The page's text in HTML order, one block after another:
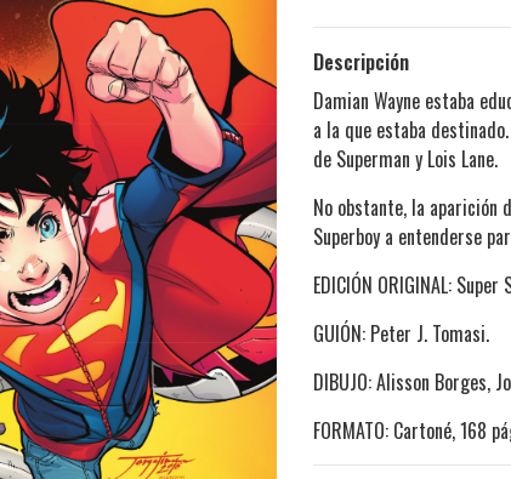
Descripción
Damian Wayne estaba
a la que estaba
de Superman y Lois Lane.
No obstante, la aparición
Superboy a entenderse
EDICIÓN ORIGINAL:
GUIÓN: Peter J. Tomasi.
DIBUJO: Alisson Borges,
FORMATO: Cartoné, 168